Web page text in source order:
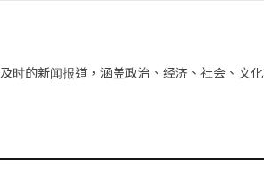
时的新闻报道，涵盖政治、经济、社会、文